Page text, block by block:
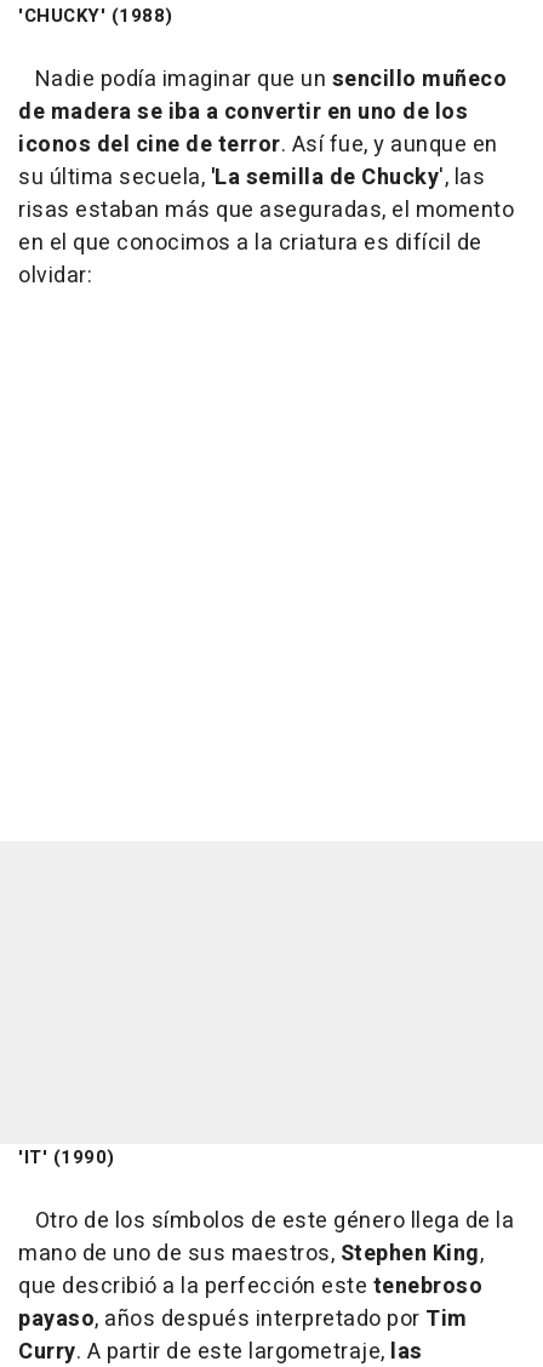
'CHUCKY' (1988)
Nadie podía imaginar que un sencillo muñeco
de madera se iba a convertir en uno de los
iconos del cine de terror. Así fue, y aunque en
su última secuela, 'La semilla de Chucky', las
risas estaban más que aseguradas, el momento
en el que conocimos a la criatura es difícil de
olvidar:
'IT' (1990)
Otro de los símbolos de este género llega de la
mano de uno de sus maestros, Stephen King,
que describió a la perfección este tenebroso
payaso, años después interpretado por Tim
Curry. A partir de este largometraje, las